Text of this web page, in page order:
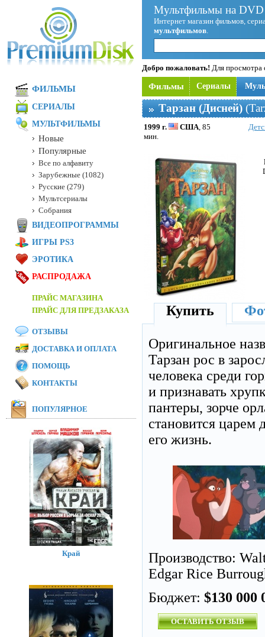
Мультфильмы на
Интернет магазин фильмов,
мультфильмов.
Добро пожаловать! Для просмотра
Фильмы Сериалы
Тарзан (Дисней)
1999 г. США, 85
мин.
Купить
Оригинальное
Тарзан рос в
человека среди
и признавать
пантеры, зорче
становится царем
его жизнь.
Производство:
Edgar Rice
Бюджет: $130 000
ОСТАВИТЬ ОТЗЫВ
ФИЛЬМЫ
СЕРИАЛЫ
МУЛЬТФИЛЬМЫ
Новые
Популярные
Все по алфавиту
Зарубежные (1082)
Русские (279)
Мультсериалы
Собрания
ВИДЕОПРОГРАММЫ
ИГРЫ PS3
ЭРОТИКА
РАСПРОДАЖА
ПРАЙС МАГАЗИНА
ПРАЙС ДЛЯ ПРЕДЗАКАЗА
ОТЗЫВЫ
ДОСТАВКА И ОПЛАТА
ПОМОЩЬ
КОНТАКТЫ
ПОПУЛЯРНОЕ
Край